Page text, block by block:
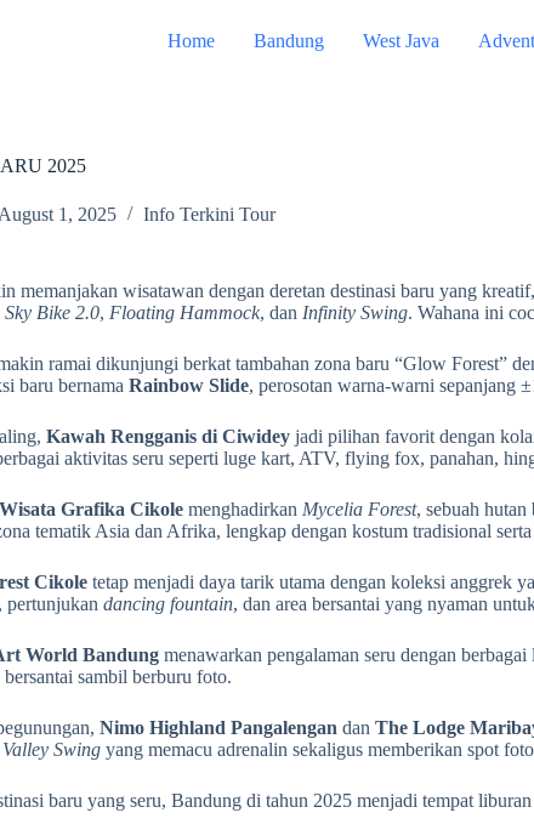
Home Bandung West Java
2025
August 1, 2025 Info Terkini Tour
memanjakan wisatawan dengan deretan destinasi baru yang
Sky Bike 2.0, Floating Hammock, dan Infinity Swing. Wahana ini
ramai dikunjungi berkat tambahan zona baru “Glow Forest”
baru bernama Rainbow Slide, perosotan warna-warni sepanjang
Kawah Rengganis di Ciwidey jadi pilihan favorit dengan
aktivitas seru seperti luge kart, ATV, flying fox, panahan,
Grafika Cikole menghadirkan Mycelia Forest, sebuah
tematik Asia dan Afrika, lengkap dengan kostum tradisional
Cikole tetap menjadi daya tarik utama dengan koleksi anggrek
pertunjukan dancing fountain, dan area bersantai yang nyaman
World Bandung menawarkan pengalaman seru dengan
sambil berburu foto.
Nimo Highland Pangalengan dan The Lodge
Valley Swing yang memacu adrenalin sekaligus memberikan spot
baru yang seru, Bandung di tahun 2025 menjadi tempat